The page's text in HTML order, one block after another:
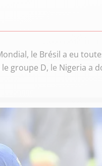
le Brésil a eu
groupe D, le Nigeria a